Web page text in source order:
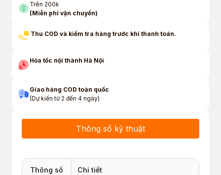
Trên 200k
(Miễn phí vận chuyển)
Thu COD và kiểm tra hàng trước khi thanh toán.
Hỏa tốc nội thành Hà Nội
Giao hàng COD toàn quốc
(Dự kiến từ 2 đến 4 ngày)
Thông số kỹ thuật
Thông số Chi tiết